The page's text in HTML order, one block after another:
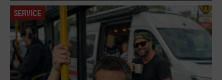
SERVICE